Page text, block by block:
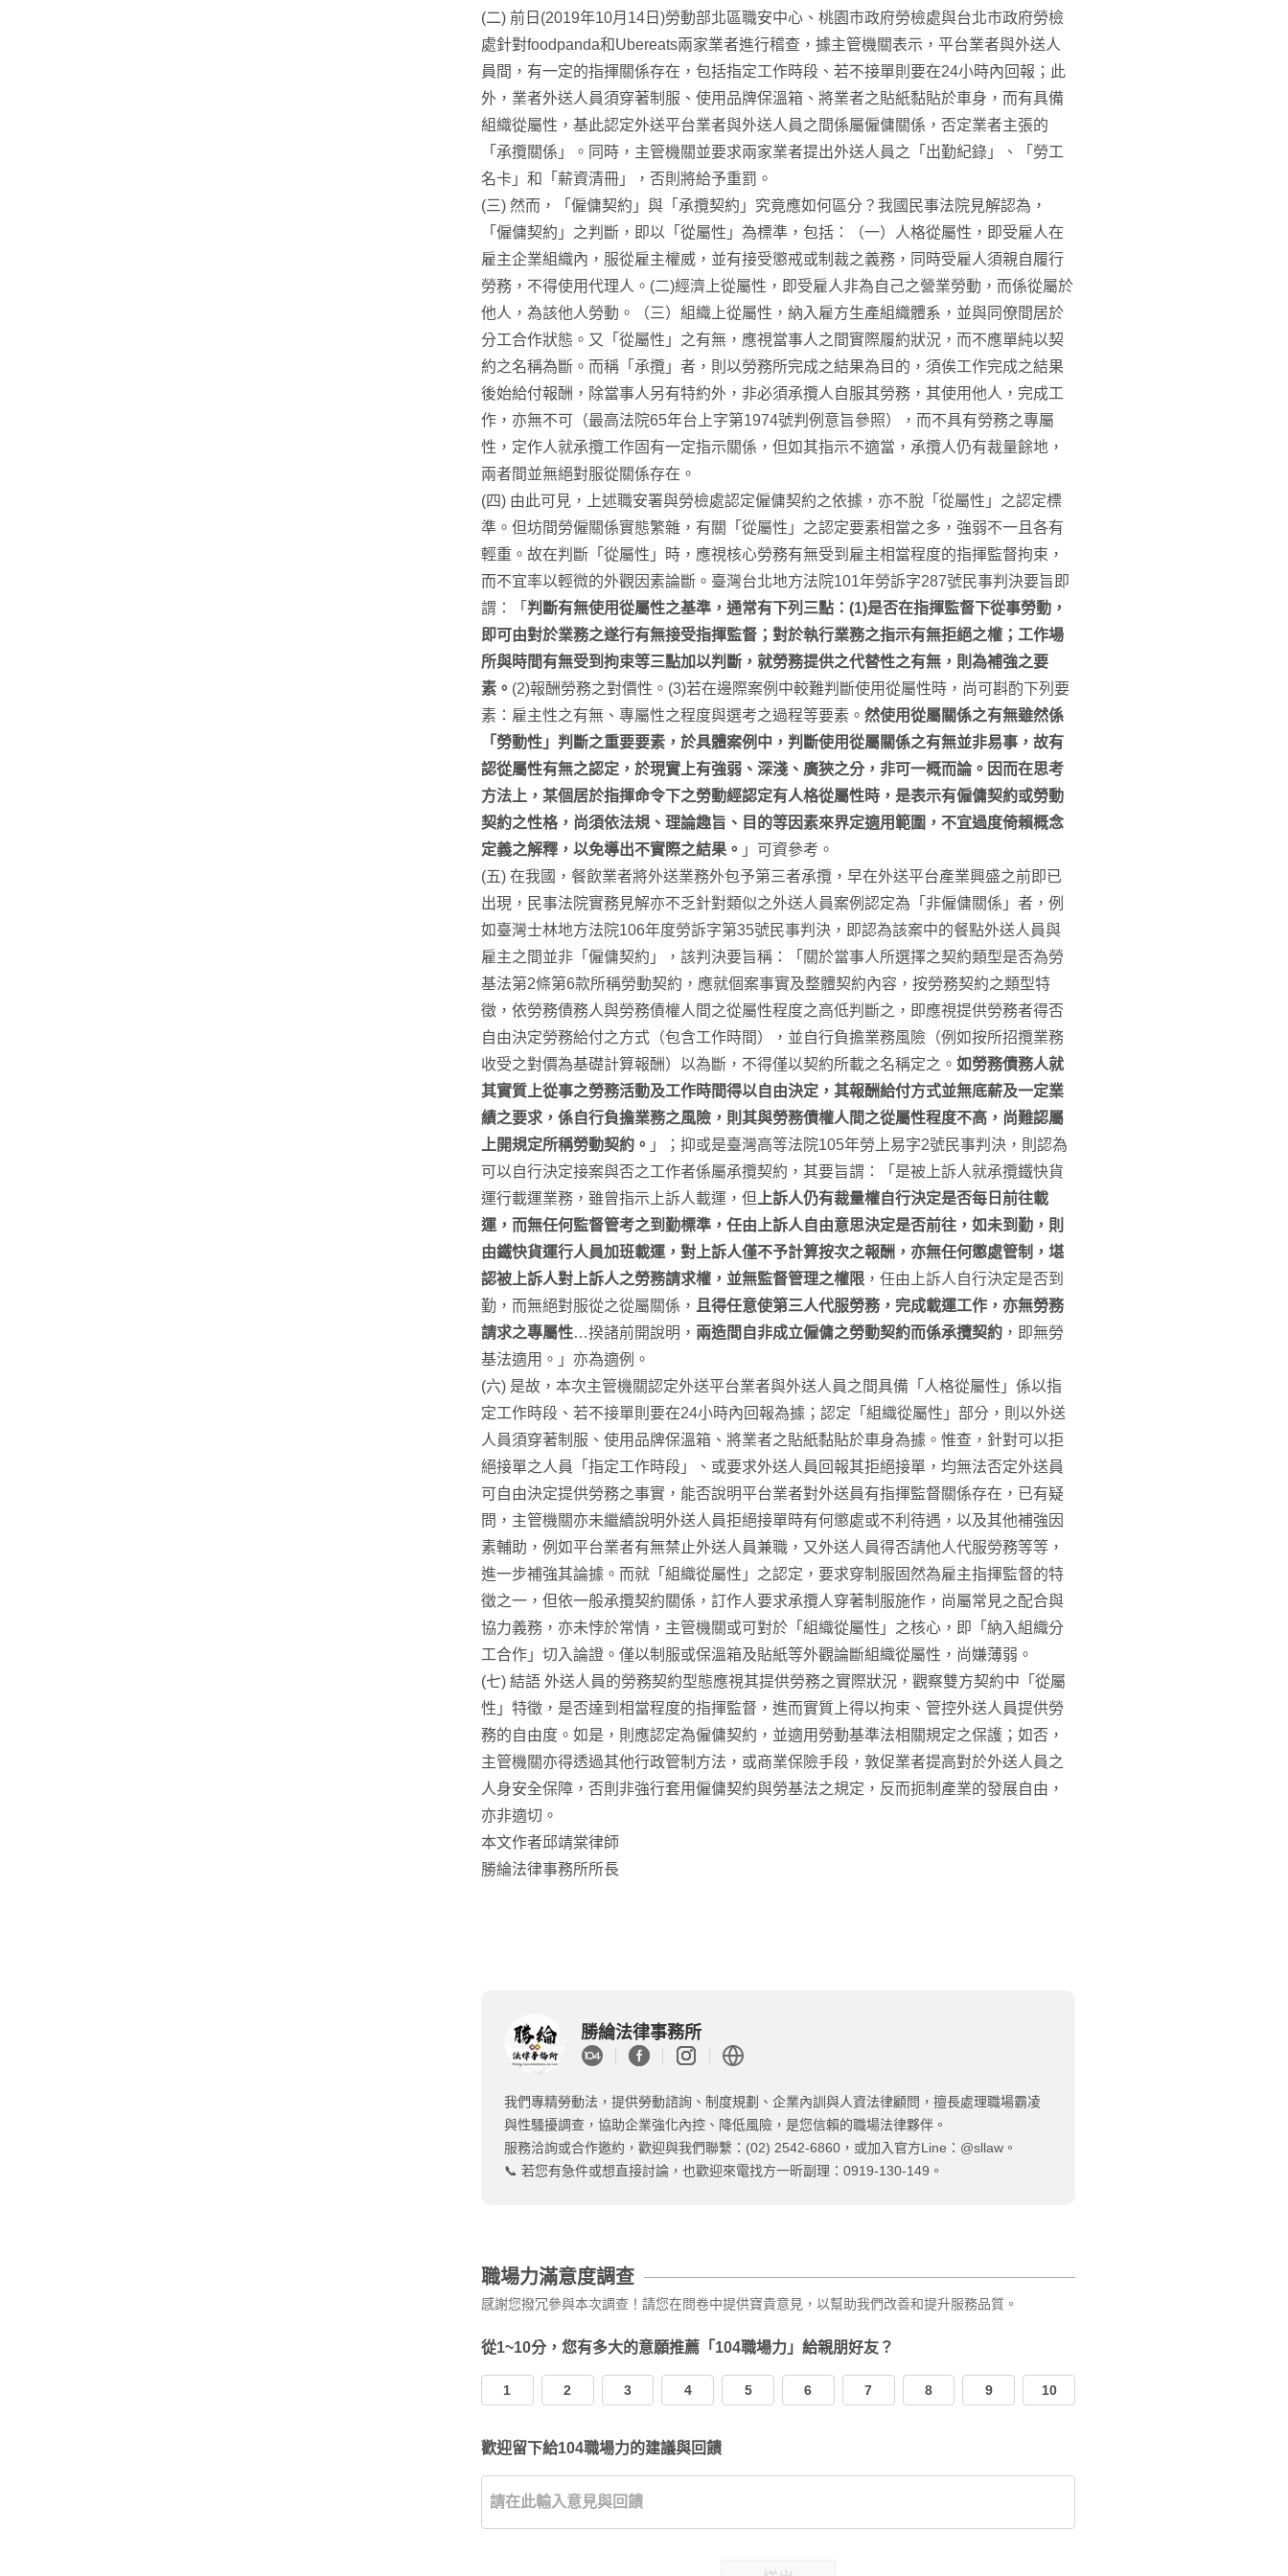
(二) 前日(2019年10月14日)勞動部北區職安中心、桃園市政府勞檢處與台北市政府勞檢
處針對foodpanda和Ubereats兩家業者進行稽查，據主管機關表示，平台業者與外送人
員間，有一定的指揮關係存在，包括指定工作時段、若不接單則要在24小時內回報；此
外，業者外送人員須穿著制服、使用品牌保溫箱、將業者之貼紙黏貼於車身，而有具備
組織從屬性，基此認定外送平台業者與外送人員之間係屬僱傭關係，否定業者主張的
「承攬關係」。同時，主管機關並要求兩家業者提出外送人員之「出勤紀錄」、「勞工
名卡」和「薪資清冊」，否則將給予重罰。
(三) 然而，「僱傭契約」與「承攬契約」究竟應如何區分？我國民事法院見解認為，
「僱傭契約」之判斷，即以「從屬性」為標準，包括：（一）人格從屬性，即受雇人在
雇主企業組織內，服從雇主權威，並有接受懲戒或制裁之義務，同時受雇人須親自履行
勞務，不得使用代理人。(二)經濟上從屬性，即受雇人非為自己之營業勞動，而係從屬於
他人，為該他人勞動。（三）組織上從屬性，納入雇方生產組織體系，並與同僚間居於
分工合作狀態。又「從屬性」之有無，應視當事人之間實際履約狀況，而不應單純以契
約之名稱為斷。而稱「承攬」者，則以勞務所完成之結果為目的，須俟工作完成之結果
後始給付報酬，除當事人另有特約外，非必須承攬人自服其勞務，其使用他人，完成工
作，亦無不可（最高法院65年台上字第1974號判例意旨參照），而不具有勞務之專屬
性，定作人就承攬工作固有一定指示關係，但如其指示不適當，承攬人仍有裁量餘地，
兩者間並無絕對服從關係存在。
(四) 由此可見，上述職安署與勞檢處認定僱傭契約之依據，亦不脫「從屬性」之認定標
準。但坊間勞僱關係實態繁雜，有關「從屬性」之認定要素相當之多，強弱不一且各有
輕重。故在判斷「從屬性」時，應視核心勞務有無受到雇主相當程度的指揮監督拘束，
而不宜率以輕微的外觀因素論斷。臺灣台北地方法院101年勞訴字287號民事判決要旨即
謂：「 判斷有無使用從屬性之基準，通常有下列三點：(1)是否在指揮監督下從事勞動，
即可由對於業務之遂行有無接受指揮監督；對於執行業務之指示有無拒絕之權；工作場
所與時間有無受到拘束等三點加以判斷，就勞務提供之代替性之有無，則為補強之要
素。 (2)報酬勞務之對價性。(3)若在邊際案例中較難判斷使用從屬性時，尚可斟酌下列要
素：雇主性之有無、專屬性之程度與選考之過程等要素。 然使用從屬關係之有無雖然係
「勞動性」判斷之重要要素，於具體案例中，判斷使用從屬關係之有無並非易事，故有
認從屬性有無之認定，於現實上有強弱、深淺、廣狹之分，非可一概而論。因而在思考
方法上，某個居於指揮命令下之勞動經認定有人格從屬性時，是表示有僱傭契約或勞動
契約之性格，尚須依法規、理論趣旨、目的等因素來界定適用範圍，不宜過度倚賴概念
定義之解釋，以免導出不實際之結果。 」可資參考。
(五) 在我國，餐飲業者將外送業務外包予第三者承攬，早在外送平台產業興盛之前即已
出現，民事法院實務見解亦不乏針對類似之外送人員案例認定為「非僱傭關係」者，例
如臺灣士林地方法院106年度勞訴字第35號民事判決，即認為該案中的餐點外送人員與
雇主之間並非「僱傭契約」，該判決要旨稱：「關於當事人所選擇之契約類型是否為勞
基法第2條第6款所稱勞動契約，應就個案事實及整體契約內容，按勞務契約之類型特
徵，依勞務債務人與勞務債權人間之從屬性程度之高低判斷之，即應視提供勞務者得否
自由決定勞務給付之方式（包含工作時間），並自行負擔業務風險（例如按所招攬業務
收受之對價為基礎計算報酬）以為斷，不得僅以契約所載之名稱定之。 如勞務債務人就
其實質上從事之勞務活動及工作時間得以自由決定，其報酬給付方式並無底薪及一定業
績之要求，係自行負擔業務之風險，則其與勞務債權人間之從屬性程度不高，尚難認屬
上開規定所稱勞動契約。 」；抑或是臺灣高等法院105年勞上易字2號民事判決，則認為
可以自行決定接案與否之工作者係屬承攬契約，其要旨謂：「是被上訴人就承攬鐵快貨
運行載運業務，雖曾指示上訴人載運，但 上訴人仍有裁量權自行決定是否每日前往載
運，而無任何監督管考之到勤標準，任由上訴人自由意思決定是否前往，如未到勤，則
由鐵快貨運行人員加班載運，對上訴人僅不予計算按次之報酬，亦無任何懲處管制，堪
認被上訴人對上訴人之勞務請求權，並無監督管理之權限 ，任由上訴人自行決定是否到
勤，而無絕對服從之從屬關係，
且得任意使第三人代服勞務，完成載運工作，亦無勞務
請求之專屬性…揆諸前開說明， 兩造間自非成立僱傭之勞動契約而係承攬契約 ，即無勞
基法適用。」亦為適例。
(六) 是故，本次主管機關認定外送平台業者與外送人員之間具備「人格從屬性」係以指
定工作時段、若不接單則要在24小時內回報為據；認定「組織從屬性」部分，則以外送
人員須穿著制服、使用品牌保溫箱、將業者之貼紙黏貼於車身為據。惟查，針對可以拒
絕接單之人員「指定工作時段」、或要求外送人員回報其拒絕接單，均無法否定外送員
可自由決定提供勞務之事實，能否說明平台業者對外送員有指揮監督關係存在，已有疑
問，主管機關亦未繼續說明外送人員拒絕接單時有何懲處或不利待遇，以及其他補強因
素輔助，例如平台業者有無禁止外送人員兼職，又外送人員得否請他人代服勞務等等，
進一步補強其論據。而就「組織從屬性」之認定，要求穿制服固然為雇主指揮監督的特
徵之一，但依一般承攬契約關係，訂作人要求承攬人穿著制服施作，尚屬常見之配合與
協力義務，亦未悖於常情，主管機關或可對於「組織從屬性」之核心，即「納入組織分
工合作」切入論證。僅以制服或保溫箱及貼紙等外觀論斷組織從屬性，尚嫌薄弱。
(七) 結語 外送人員的勞務契約型態應視其提供勞務之實際狀況，觀察雙方契約中「從屬
性」特徵，是否達到相當程度的指揮監督，進而實質上得以拘束、管控外送人員提供勞
務的自由度。如是，則應認定為僱傭契約，並適用勞動基準法相關規定之保護；如否，
主管機關亦得透過其他行政管制方法，或商業保險手段，敦促業者提高對於外送人員之
人身安全保障，否則非強行套用僱傭契約與勞基法之規定，反而扼制產業的發展自由，
亦非適切。
本文作者邱靖棠律師
勝綸法律事務所所長
勝綸法律事務所
我們專精勞動法，提供勞動諮詢、制度規劃、企業內訓與人資法律顧問，擅長處理職場霸凌
與性騷擾調查，協助企業強化內控、降低風險，是您信賴的職場法律夥伴。
服務洽詢或合作邀約，歡迎與我們聯繫：(02) 2542-6860，或加入官方Line：@sllaw。
📞 若您有急件或想直接討論，也歡迎來電找方一昕副理：0919-130-149。
職場力滿意度調查
感謝您撥冗參與本次調查！請您在問卷中提供寶貴意見，以幫助我們改善和提升服務品質。
從1~10分，您有多大的意願推薦「104職場力」給親朋好友？
1 2 3 4 5 6 7 8 9 10
歡迎留下給104職場力的建議與回饋